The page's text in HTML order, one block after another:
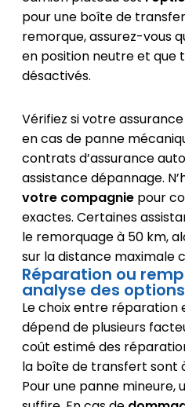
pour une boîte de
remorque, assurez-vous
en position neutre et que
désactivés.
Vérifiez si votre
en cas de panne
contrats d’assurance
assistance dépannage.
votre compagniepour
exactes. Certaines
le remorquage à 50 km,
sur la distance maximale
Réparation ou
analyse des options
Le choix entre
dépend de plusieurs
coût estimé des
la boîte de transfert sont
Pour une panne mineure,